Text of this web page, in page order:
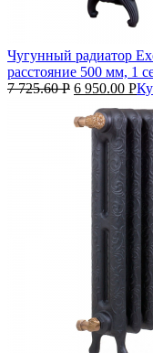
Чугунный радиатор
расстояние 500 мм, 1
7 725.60Р 6 950.00 Р